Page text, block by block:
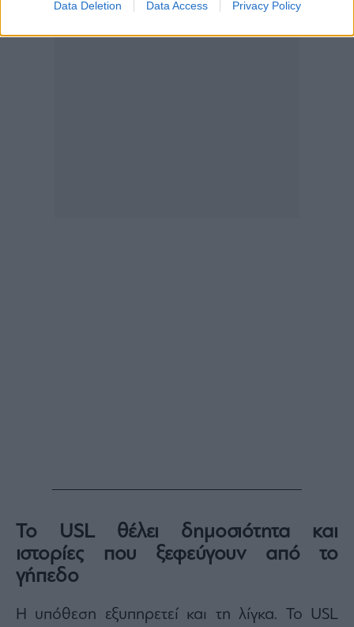
Data Deletion Data Access Privacy Policy
Το USL θέλει δημοσιότητα και
ιστορίες που ξεφεύγουν από το
γήπεδο
Η υπόθεση εξυπηρετεί και τη λίγκα. Το USL